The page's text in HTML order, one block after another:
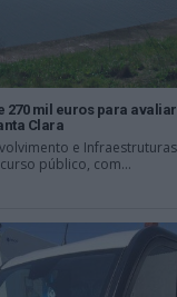
270 mil euros para
Clara
e
público, com...